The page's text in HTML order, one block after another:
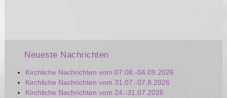
Neueste Nachrichten
Kirchliche Nachrichten vom 07.08.-04.09.2026
Kirchliche Nachrichten vom 31.07.-07.8.2026
Kirchliche Nachrichten vom 24.-31.07.2026